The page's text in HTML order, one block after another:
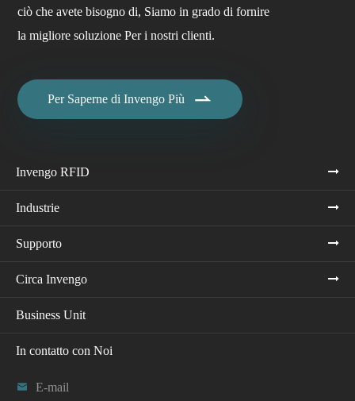
ciò che avete bisogno di, Siamo in grado di fornire
la migliore soluzione Per i nostri clienti.
Per Saperne di Invengo Più 
Invengo RFID
Industrie
Supporto
Circa Invengo
Business Unit
In contatto con Noi

E-mail